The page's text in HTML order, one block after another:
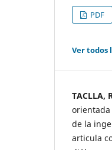
PDF
Ver todos
TACLLA,
de la
articula